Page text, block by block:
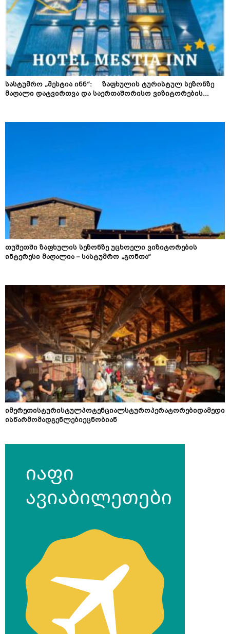
სასტუმრო „მესტია ინნ“: ზაფხულის ტურისტულ სეზონზე
მაღალი დატვირთვა და საერთაშორისო ვიზიტორების...
თუშეთში ზაფხულის სეზონზე უცხოელი ვიზიტორების
ინტერესი მაღალია – სასტუმრო „გონთა“
იმერეთისტურისტულპოტენციალსტუროპერატორებიდამედი
ისწარმომადგენლებიეცნობიან